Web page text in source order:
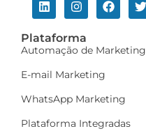
Plataforma
Automação de Marketing
E-mail Marketing
WhatsApp Marketing
Plataforma Integradas